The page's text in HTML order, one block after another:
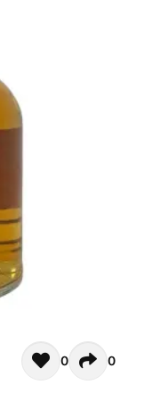
ci sono commenti.
0 0